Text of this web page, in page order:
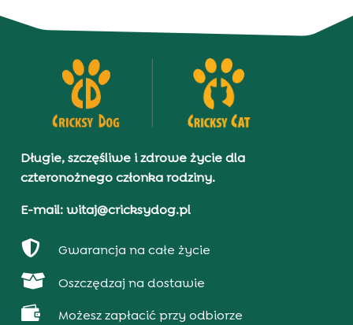
Długie, szczęśliwe i zdrowe życie dla
czteronożnego członka rodziny.
E-mail: witaj@cricksydog.pl
 Gwarancja na całe życie
 Oszczędzaj na dostawie
 Możesz zapłacić przy odbiorze